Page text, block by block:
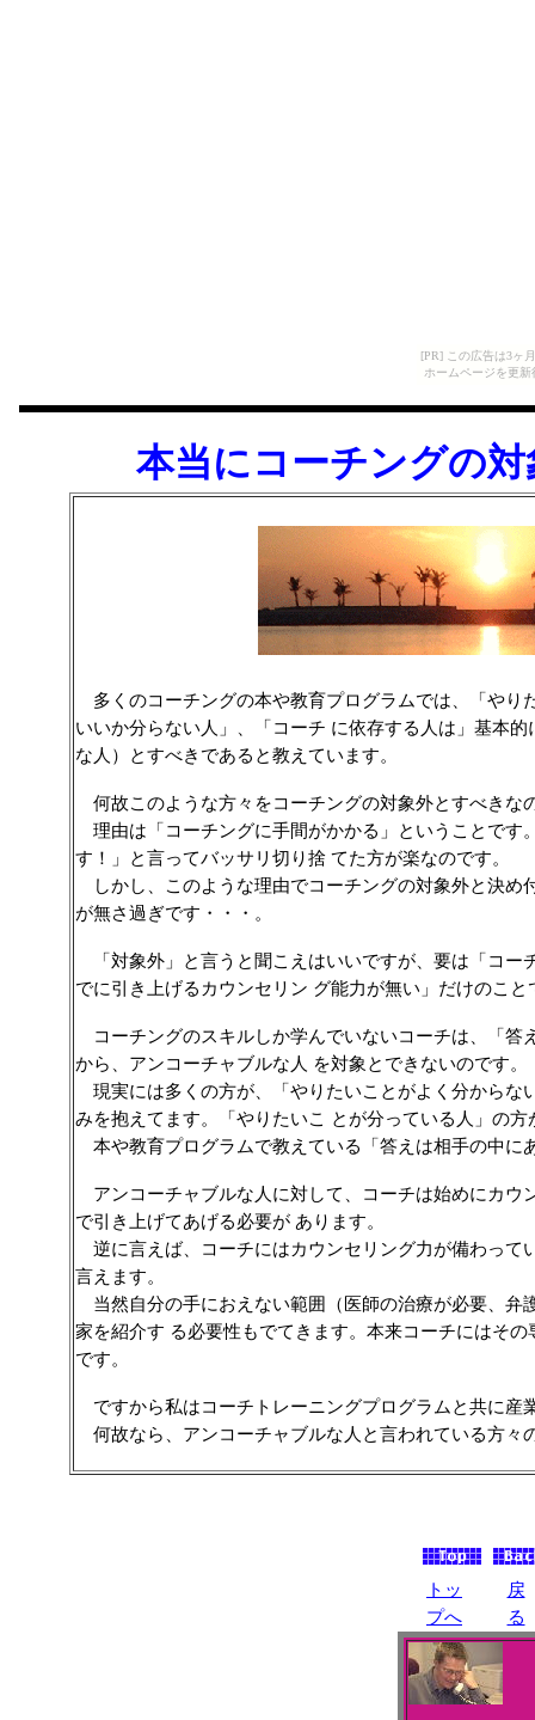
[PR] この広告は3ヶ
ホームページを更
本当にコーチングの
多くのコーチングの本や教育プログラムでは、「やり
いいか分らない人」、「コーチ に依存する人は」基本
な人）とすべきであると教えています。
何故このような方々をコーチングの対象外とすべきな
理由は「コーチングに手間がかかる」ということです
す！」と言ってバッサリ切り捨 てた方が楽なのです。
しかし、このような理由でコーチングの対象外と決め
が無さ過ぎです・・・。
「対象外」と言うと聞こえはいいですが、要は「コー
でに引き上げるカウンセリン グ能力が無い」だけのこと
コーチングのスキルしか学んでいないコーチは、「答
から、アンコーチャブルな人 を対象とできないのです。
現実には多くの方が、「やりたいことがよく分からな
みを抱えてます。「やりたいこ
とが分っている人」の
本や教育プログラムで教えている「答えは相手の中に
アンコーチャブルな人に対して、コーチは始めにカウ
で引き上げてあげる必要が あります。
逆に言えば、コーチにはカウンセリング力が備わって
言えます。
当然自分の手におえない範囲（医師の治療が必要、弁
家を紹介す る必要性もでてきます。本来コーチにはそ
です。
ですから私はコーチトレーニングプログラムと共に産
何故なら、アンコーチャブルな人と言われている方々
トッ
プへ
戻
る